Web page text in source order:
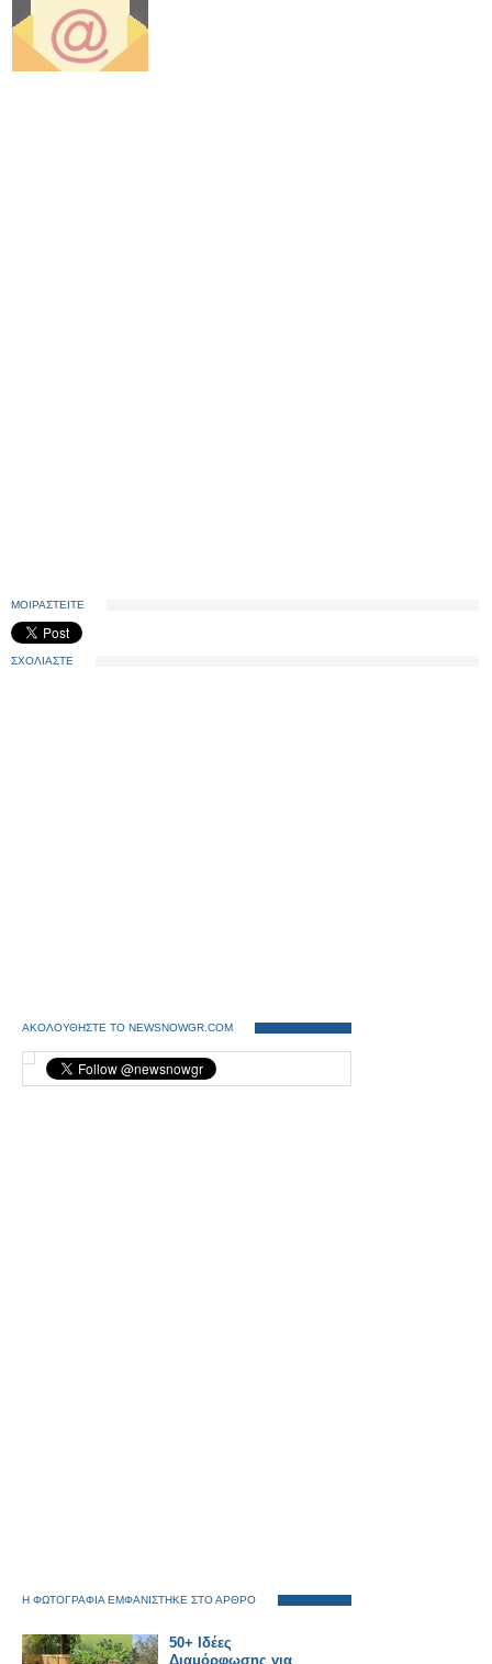
ΜΟΙΡΑΣΤΕΙΤΕ
ΣΧΟΛΙΑΣΤΕ
ΑΚΟΛΟΥΘΗΣΤΕ ΤΟ NEWSNOWGR.COM
Η ΦΩΤΟΓΡΑΦΙΑ ΕΜΦΑΝΙΣΤΗΚΕ ΣΤΟ ΑΡΘΡΟ
50+ Ιδέες
Διαμόρφωσης για